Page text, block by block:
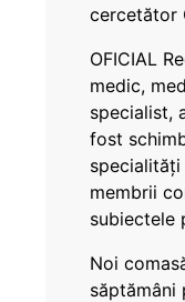
cercetător
OFICIAL
medic,
specialist,
fost
membrii
subiectele
Noi
săptămâni